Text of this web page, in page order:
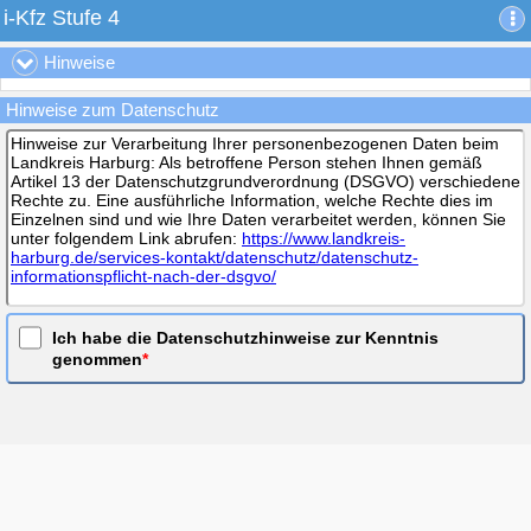
i-Kfz Stufe 4
i-Kfz Stufe 4
Hinweise
Internetbasierte Fahrzeugzulassung
Mit der internetbasierten Fahrzeugzulassung haben Sie die
Möglichkeit, Online-Anträge im Bereich Kfz-Zulassung zu stellen.
Während der Eingabe der Antragsdaten müssen Sie mindestens alle
Eingabefelder ausfüllen, die mit einem roten Stern (*) gekennzeichnet
sind (Pflichtfelder).
Zulassungsbehörde
Landkreis Harburg
Zulassungsbehörde
Schloßplatz 6
21423 Winsen (Luhe)
Telefon: 04171 693-840
E-Mail: buergerservice@lkharburg.de
Hinweise zum Datenschutz
Hinweise zur Verarbeitung Ihrer personenbezogenen Daten beim
Landkreis Harburg: Als betroffene Person stehen Ihnen gemäß
Artikel 13 der Datenschutzgrundverordnung (DSGVO) verschiedene
Rechte zu. Eine ausführliche Information, welche Rechte dies im
Einzelnen sind und wie Ihre Daten verarbeitet werden, können Sie
unter folgendem Link abrufen: https://www.landkreis-
harburg.de/services-kontakt/datenschutz/datenschutz-
informationspflicht-nach-der-dsgvo/
Ich habe die Datenschutzhinweise zur Kenntnis
genommen*